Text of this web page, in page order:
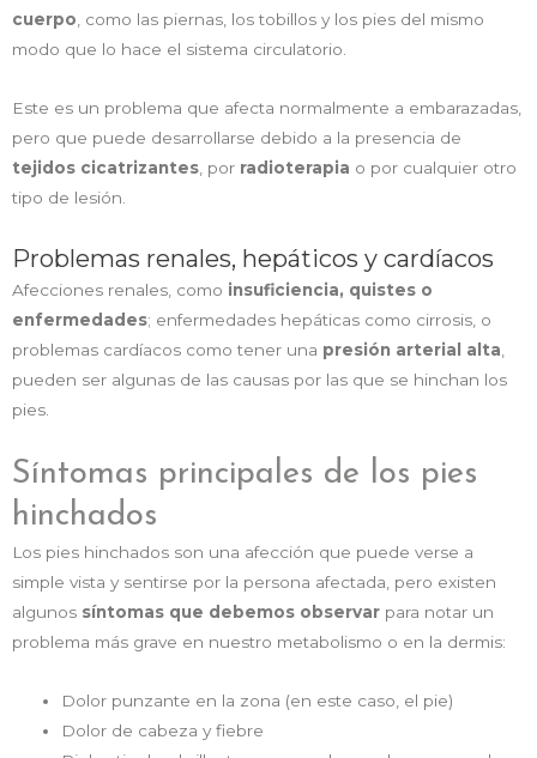
cuerpo , como las piernas, los tobillos y los pies del mismo
modo que lo hace el sistema circulatorio.
Este es un problema que afecta normalmente a embarazadas,
pero que puede desarrollarse debido a la presencia de
tejidos cicatrizantes , por radioterapia o por cualquier otro
tipo de lesión.
Problemas renales, hepáticos y cardíacos
Afecciones renales, como insuficiencia, quistes o
enfermedades; enfermedades hepáticas como cirrosis, o
problemas cardíacos como tener una presión arterial alta
pueden ser algunas de las causas por las que se hinchan los
pies.
Síntomas principales de los pies
hinchados
Los pies hinchados son una afección que puede verse a
simple vista y sentirse por la persona afectada, pero existen
algunos síntomas que debemos observar para notar un
problema más grave en nuestro metabolismo o en la dermis:
Dolor punzante en la zona (en este caso, el pie)
Dolor de cabeza y fiebre